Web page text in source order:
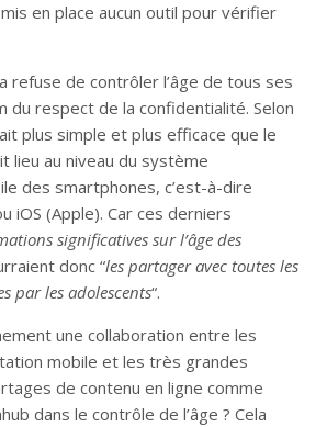
en place aucun outil pour vérifier
refuse de contrôler l’âge de tous ses
du respect de la confidentialité. Selon
plus simple et plus efficace que le
lieu au niveau du système
des smartphones, c’est-à-dire
iOS (Apple). Car ces derniers
significatives sur l’âge des
donc “les partager avec toutes les
par les adolescents“.
une collaboration entre les
mobile et les très grandes
de contenu en ligne comme
dans le contrôle de l’âge ? Cela